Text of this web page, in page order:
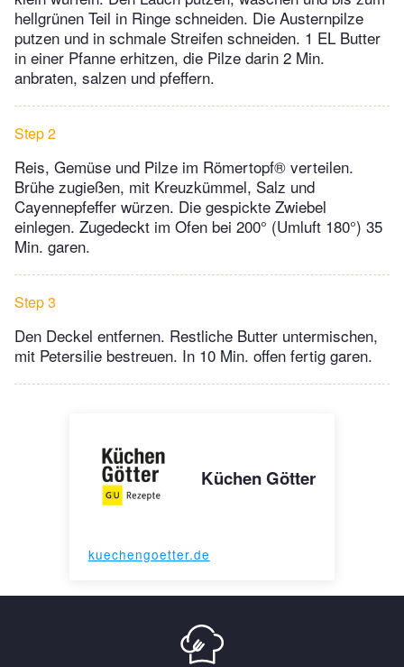
hellgrünen Teil in Ringe schneiden. Die Austernpilze
putzen und in schmale Streifen schneiden. 1 EL Butter
in einer Pfanne erhitzen, die Pilze darin 2 Min.
anbraten, salzen und pfeffern.
Step 2
Reis, Gemüse und Pilze im Römertopf® verteilen.
Brühe zugießen, mit Kreuzkümmel, Salz und
Cayennepfeffer würzen. Die gespickte Zwiebel
einlegen. Zugedeckt im Ofen bei 200° (Umluft 180°) 35
Min. garen.
Step 3
Den Deckel entfernen. Restliche Butter untermischen,
mit Petersilie bestreuen. In 10 Min. offen fertig garen.
Küchen Götter
kuechengoetter.de